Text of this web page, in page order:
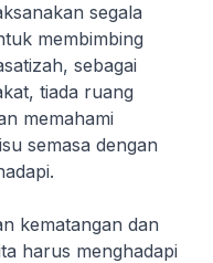
segala
membimbing
sebagai
tiada ruang
memahami
semasa dengan
kematangan dan
harus menghadapi